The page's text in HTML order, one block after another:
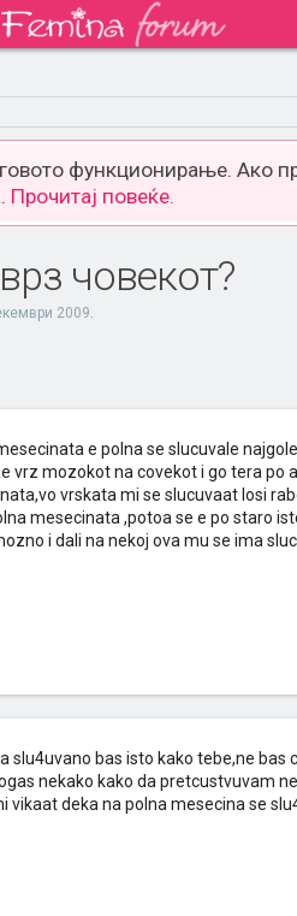
функционирање. Ако
Прочитај повеќе.
човекот?
2009.
e polna se slucuvale
vrz mozokot na covekot i go tera
vrskata mi se slucuvaat losi
mesecinata ,potoa se e po staro
i dali na nekoj ova mu se ima
slu4uvano bas isto kako tebe,ne bas
nekako kako da pretcustvuvam
vikaat deka na polna mesecina se